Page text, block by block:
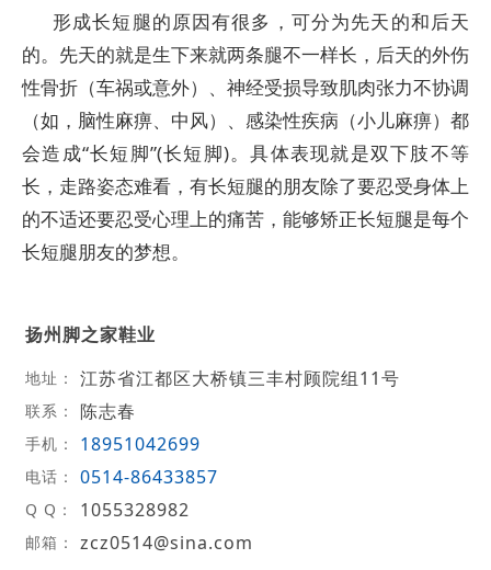
形成长短腿的原因有很多，可分为先天的和后天
的。先天的就是生下来就两条腿不一样长，后天的外伤
性骨折（车祸或意外）、神经受损导致肌肉张力不协调
（如，脑性麻痹、中风）、感染性疾病（小儿麻痹）都
会造成“长短脚”(长短脚)。具体表现就是双下肢不等
长，走路姿态难看，有长短腿的朋友除了要忍受身体上
的不适还要忍受心理上的痛苦，能够矫正长短腿是每个
长短腿朋友的梦想。
扬州脚之家鞋业
地址： 江苏省江都区大桥镇三丰村顾院组11号
联系： 陈志春
手机： 18951042699
电话： 0514-86433857
Q Q： 1055328982
邮箱： zcz0514@sina.com